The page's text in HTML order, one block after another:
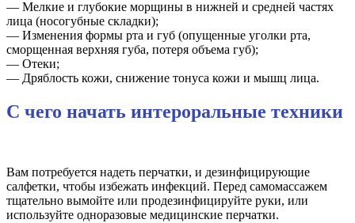
— Мелкие и глубокие морщины в нижней и средней частях
лица (носогубные складки);
— Изменения формы рта и губ (опущенные уголки рта,
сморщенная верхняя губа, потеря объема губ);
— Отеки;
— Дряблость кожи, снижение тонуса кожи и мышц лица.
С чего начать интероральные техники
Вам потребуется надеть перчатки, и дезинфицирующие
салфетки, чтобы избежать инфекций. Перед самомассажем
тщательно вымойте или продезинфицируйте руки, или
используйте одноразовые медицинские перчатки.